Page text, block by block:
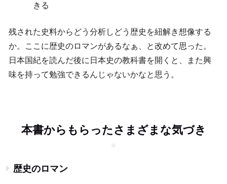
きる
残された史料からどう分析しどう歴史を紐解き想像する
か。ここに歴史のロマンがあるなぁ、と改めて思った。
日本国紀を読んだ後に日本史の教科書を開くと、また興
味を持って勉強できるんじゃないかなと思う。
本書からもらったさまざまな気づき
歴史のロマン